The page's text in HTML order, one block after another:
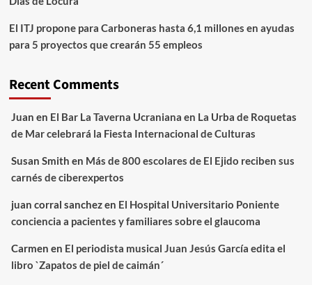
El ITJ propone para Carboneras hasta 6,1 millones en ayudas
para 5 proyectos que crearán 55 empleos
Recent Comments
Juan en El Bar La Taverna Ucraniana en La Urba de Roquetas
de Mar celebrará la Fiesta Internacional de Culturas
Susan Smith en Más de 800 escolares de El Ejido reciben sus
carnés de ciberexpertos
juan corral sanchezen El Hospital Universitario Poniente
conciencia a pacientes y familiares sobre el glaucoma
Carmen en El periodista musical Juan Jesús García edita el
libro `Zapatos de piel de caimán´